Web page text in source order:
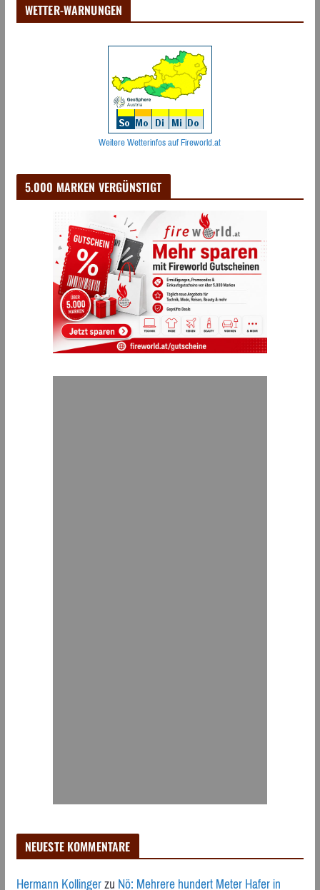
WETTER-WARNUNGEN
Weitere Wetterinfos auf Fireworld.at
5.000 MARKEN VERGÜNSTIGT
NEUESTE KOMMENTARE
Hermann KollingerzuNö: Mehrere hundert Meter Hafer in